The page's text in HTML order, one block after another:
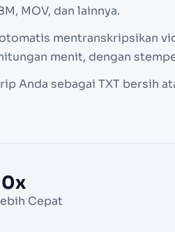
MOV, dan lainnya.
mentranskripsikan
menit, dengan
Anda sebagai TXT bersih
Cepat